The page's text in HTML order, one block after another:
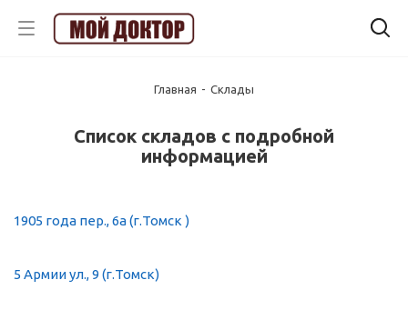
Главная - Склады
Список складов с подробной
информацией
1905 года пер., 6а (г.Томск )
5 Армии ул., 9 (г.Томск)